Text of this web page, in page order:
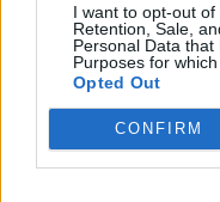
I want to opt-out of
Retention, Sale,
Personal Data
Purposes for
Opted Out
CONFIRM
Β.Σ. Καρούλιας: Τζίρος 98,7
εκατ. ευρώ και αύξηση
57% - Τα νέα στοιχήματα σε
low & non alcohol